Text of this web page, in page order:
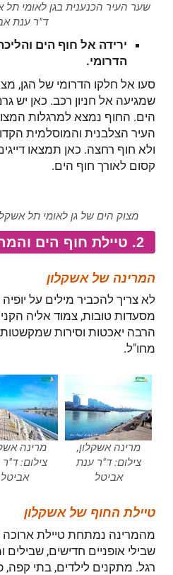
שער העיר הכנענית בגן לאומי תל
ד"ר ענת
ירידה אל חוף הים
הדרומי.
סעו אל חלקו הדרומי של הגן,
שמגיעה אל חניון רכב. כאן יש
הים. החוף נמצא למרגלות
העיר הצלבנית והמוסלמית
ולא חוף רחצה. כאן תמצאו
קסום לאורך חוף הים.
מצוק הים של גן לאומי תל
2. טיילת חוף הים והמרינה של אשקלון
המרינה של אשקלון
לא צריך להכביר מילים על
מסעדות טובות, צמוד אליה
הרבה יאכטות וסירות
מחו"ל.
מרינה אשקלון,
צילום: ד"ר ענת
אביטל
מרינה
צילום:
אביטל
טיילת החוף של אשקלון
מהמרינה נמתחת טיילת ארוכה
שבילי אופניים חדישים, שבילים
רגל. מתקנים לילדים, בתי קפה,